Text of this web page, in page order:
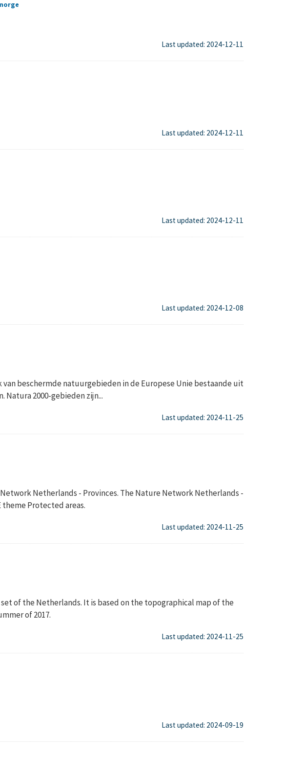
Last updated: 2024-12-11
Last updated: 2024-12-11
Last updated: 2024-12-11
Last updated: 2024-12-08
van beschermde natuurgebieden in de Europese Unie bestaande uit
2000-gebieden zijn...
Last updated: 2024-11-25
Netherlands - Provinces. The Nature Network Netherlands -
Protected areas.
Last updated: 2024-11-25
set of the Netherlands. It is based on the topographical map of the
of 2017.
Last updated: 2024-11-25
Last updated: 2024-09-19